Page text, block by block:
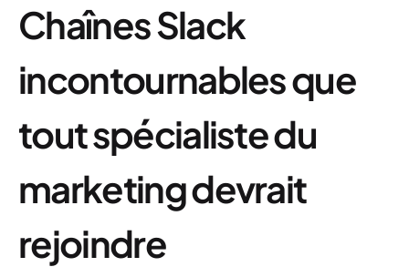
Chaînes Slack
incontournables que
tout spécialiste du
marketing devrait
rejoindre